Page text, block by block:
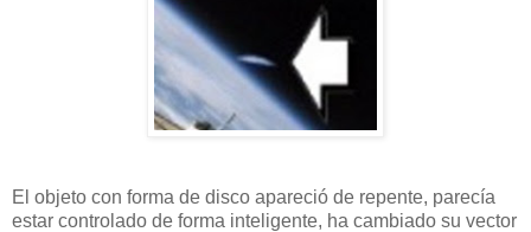
El objeto con forma de disco apareció de repente, parecía
estar controlado de forma inteligente, ha cambiado su vector